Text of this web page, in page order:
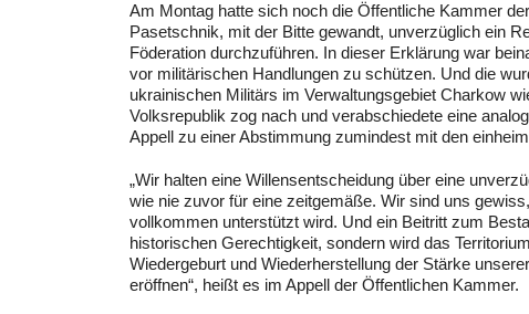
Am Montag hatte sich noch die Öffentliche Kammer
Pasetschnik, mit der Bitte gewandt, unverzüglich ein
Föderation durchzuführen. In dieser Erklärung war
vor militärischen Handlungen zu schützen. Und die
ukrainischen Militärs im Verwaltungsgebiet Charkow
Volksrepublik zog nach und verabschiedete eine
Appell zu einer Abstimmung zumindest mit den
„Wir halten eine Willensentscheidung über eine
wie nie zuvor für eine zeitgemäße. Wir sind uns
vollkommen unterstützt wird. Und ein Beitritt zum
historischen Gerechtigkeit, sondern wird das
Wiedergeburt und Wiederherstellung der Stärke
eröffnen“, heißt es im Appell der Öffentlichen Kammer.